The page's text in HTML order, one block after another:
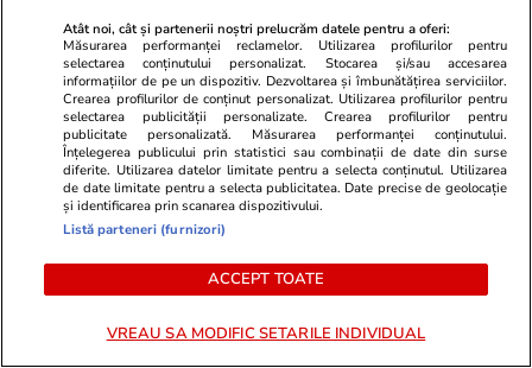
Cum poate fi consumat
ghimbirul
Lifestyle
De ce să nu arunci semințele de
la pepenele roșu – ce beneficii
au
Atât noi, cât și partenerii noștri prelucrăm datele pentru a oferi:
Măsurarea performanței reclamelor. Utilizarea profilurilor pentru
selectarea conținutului personalizat. Stocarea și/sau accesarea
informațiilor de pe un dispozitiv. Dezvoltarea și îmbunătățirea serviciilor.
Crearea profilurilor de conținut personalizat. Utilizarea profilurilor pentru
selectarea publicității personalizate. Crearea profilurilor pentru
publicitate personalizată. Măsurarea performanței conținutului.
Înțelegerea publicului prin statistici sau combinații de date din surse
diferite. Utilizarea datelor limitate pentru a selecta conținutul. Utilizarea
de date limitate pentru a selecta publicitatea. Date precise de geolocație
și identificarea prin scanarea dispozitivului.
Listă parteneri (furnizori)
ACCEPT TOATE
VREAU SA MODIFIC SETARILE INDIVIDUAL